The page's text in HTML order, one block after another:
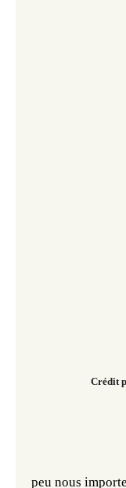
Crédit
peu nous